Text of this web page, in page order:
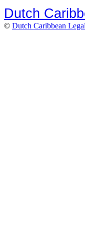
Dutch
© Dutch Caribbean